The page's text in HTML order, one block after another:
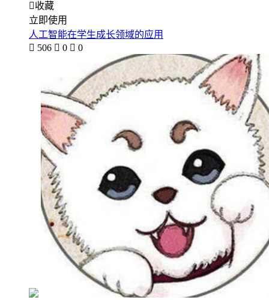
收藏
立即使用
人工智能在学生成长领域的应用
 506  0  0